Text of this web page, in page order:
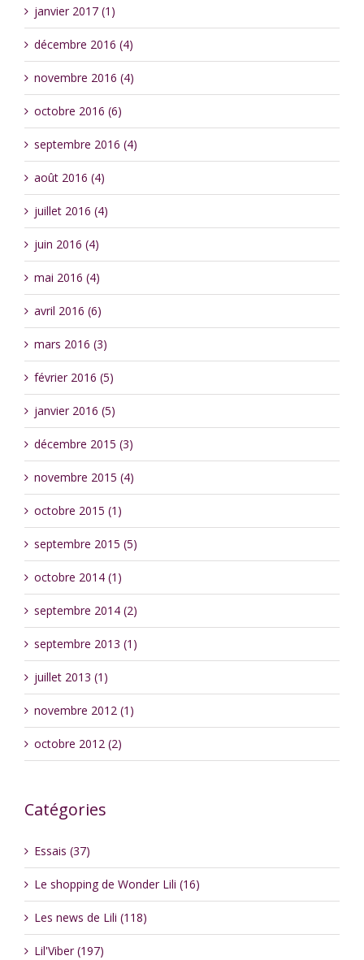
janvier 2017 (1)
décembre 2016 (4)
novembre 2016 (4)
octobre 2016 (6)
septembre 2016 (4)
août 2016 (4)
juillet 2016 (4)
juin 2016 (4)
mai 2016 (4)
avril 2016 (6)
mars 2016 (3)
février 2016 (5)
janvier 2016 (5)
décembre 2015 (3)
novembre 2015 (4)
octobre 2015 (1)
septembre 2015 (5)
octobre 2014 (1)
septembre 2014 (2)
septembre 2013 (1)
juillet 2013 (1)
novembre 2012 (1)
octobre 2012 (2)
Catégories
Essais (37)
Le shopping de Wonder Lili (16)
Les news de Lili (118)
Lil'Viber (197)